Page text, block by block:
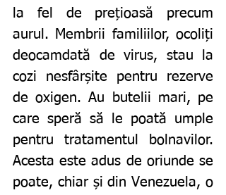
la fel de prețioasă precum
aurul. Membrii familiilor, ocoliți
deocamdată de virus, stau la
cozi nesfârșite pentru rezerve
de oxigen. Au butelii mari, pe
care speră să le poată umple
pentru tratamentul bolnavilor.
Acesta este adus de oriunde se
poate, chiar și din Venezuela, o